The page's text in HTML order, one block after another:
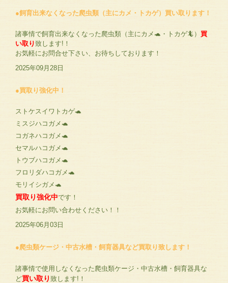
●飼育出来なくなった爬虫類（主にカメ・トカゲ）買い取ります！
諸事情で飼育出来なくなった爬虫類（主にカメ🐢・トカゲ🦎） 買
い取り致します!！
お気軽にお問合せ下さい、お待ちしております！
2025年09月28日
●買取り強化中！
ストケスイワトカゲ🐢
ミスジハコガメ🐢
コガネハコガメ🐢
セマルハコガメ🐢
トウブハコガメ🐢
フロリダハコガメ🐢
モリイシガメ🐢
買取り強化中です！
お気軽にお問い合わせください！！
2025年06月03日
●爬虫類ケージ・中古水槽・飼育器具など買取り致します！
諸事情で使用しなくなった爬虫類ケージ・中古水槽・飼育器具な
ど買い取り 致します!！